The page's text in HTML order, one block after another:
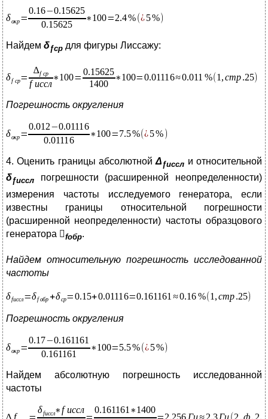
Найдем δƒср для фигуры Лиссажу:
Погрешность округления
4. Оценить границы абсолютнойΔ ƒиссл и относительной
δƒиссл погрешности (расширенной неопределенности)
измерения частоты исследуемого генератора, если
известны границы относительной погрешности
(расширенной неопределенности) частоты образцового
генератора fобр.
Найдем относительную погрешность исследованной
частоты
Погрешность округления
Найдем абсолютную погрешность исследованной
частоты